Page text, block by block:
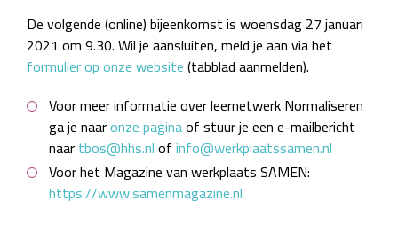
De volgende (online) bijeenkomst is woensdag 27 januari
2021 om 9.30. Wil je aansluiten, meld je aan via het
formulier op onze website(tabblad aanmelden).
Voor meer informatie over leernetwerk Normaliseren
ga je naaronze paginaof stuur je een e-mailbericht
naartbos@hhs.nlofinfo@werkplaatssamen.nl
Voor het Magazine van werkplaats SAMEN:
https://www.samenmagazine.nl